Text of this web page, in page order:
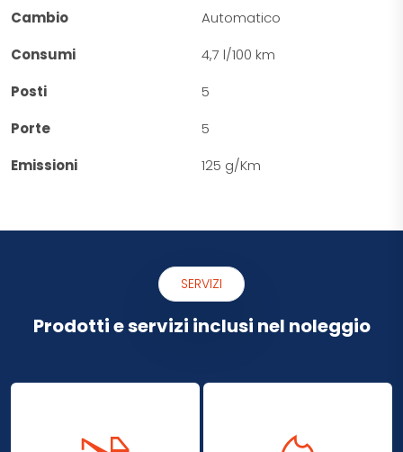
Cambio
Automatico
Consumi
4,7 l/100 km
Posti
5
Porte
5
Emissioni
125 g/Km
SERVIZI
Prodotti e servizi inclusi nel noleggio